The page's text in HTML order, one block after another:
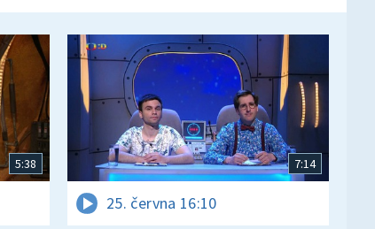
5:38 7:14
25. června 16:10